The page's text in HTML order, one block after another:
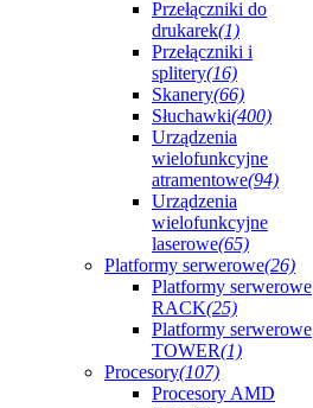
Przełączniki do
drukarek(1)
Przełączniki i
splitery(16)
Skanery(66)
Słuchawki(400)
Urządzenia
wielofunkcyjne
atramentowe(94)
Urządzenia
wielofunkcyjne
laserowe(65)
Platformy serwerowe(26)
Platformy serwerowe
RACK(25)
Platformy serwerowe
TOWER(1)
Procesory(107)
Procesory AMD